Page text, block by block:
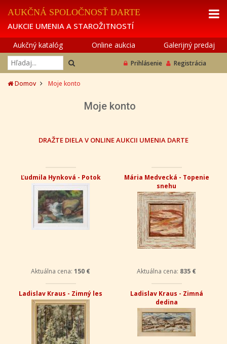
AUKČNÁ SPOLOČNOSŤ DARTE
AUKCIE UMENIA A STAROŽITNOSTÍ
Aukčný katalóg Online aukcia Galerijný predaj
Prihlásenie Registrácia
Domov Moje konto
Moje konto
DRAŽTE DIELA V ONLINE AUKCII UMENIA DARTE
Ľudmila Hynková - Potok
Aktuálna cena: 150 €
Mária Medvecká - Topenie
snehu
Aktuálna cena: 835 €
Ladislav Kraus - Zimný les
Ladislav Kraus - Zimná
dedina